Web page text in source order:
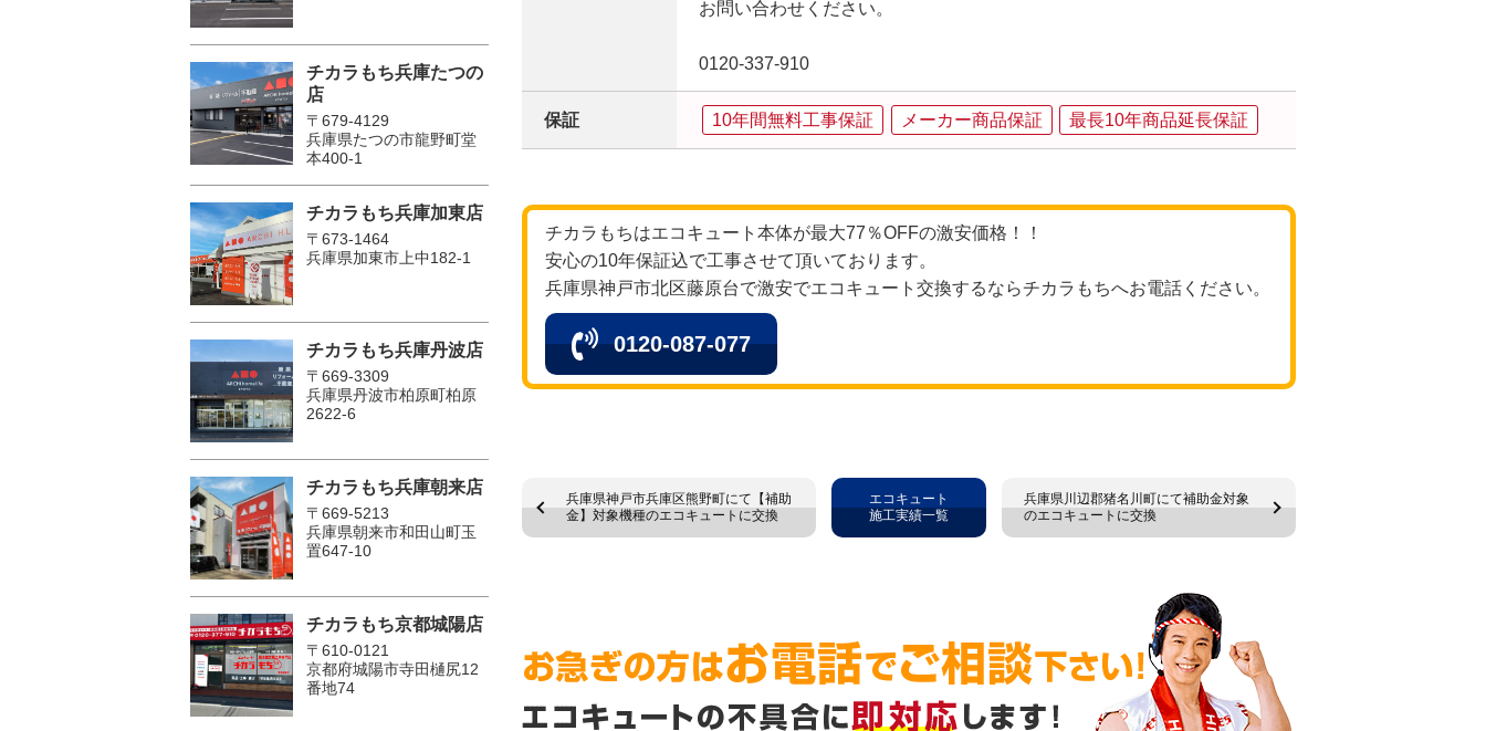
お問い合わせください。
0120‐337‐910
保証 10年間無料工事保証 メーカー商品保証 最長10年商品延長保証
チカラもちはエコキュート本体が最大77％OFFの激安価格！！
安心の10年保証込で工事させて頂いております。
兵庫県神戸市北区藤原台で激安でエコキュート交換するならチカラもちへお電話ください。
0120-087-077
兵庫県神戸市兵庫区熊野町にて【補助
金】対象機種のエコキュートに交換
兵庫県川辺郡猪名川町にて補助金対象
のエコキュートに交換
エコキュート
施工実績一覧
チカラもち兵庫たつの
店
〒679-4129
兵庫県たつの市龍野町堂
本400-1
チカラもち兵庫加東店
〒673-1464
兵庫県加東市上中182-1
チカラもち兵庫丹波店
〒669-3309
兵庫県丹波市柏原町柏原
2622-6
チカラもち兵庫朝来店
〒669-5213
兵庫県朝来市和田山町玉
置647-10
チカラもち京都城陽店
〒610-0121
京都府城陽市寺田樋尻12
番地74